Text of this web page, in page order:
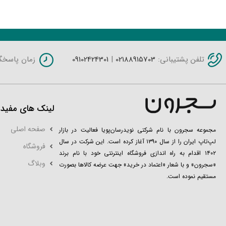
محصولات مشابه تلفن پشتیبانی: 02188915703
|
09102424301 زمان پاسخگویی:
مجموعه سجرون با نام شرکتی نویدرسان‌پویا فعالیت در بازار
لپ‌تاپ ایران را از سال ۱۳۹۰ آغاز کرده است. این شرکت در سال
۱۴۰۲ اقدام به راه اندازی فروشگاه اینترنتی خود با نام برند
«سجرون» و با شعار «اعتماد در خرید» جهت عرضه کالاها بصورت
مستقیم نموده است.
لینک های مفید
صفحه اصلی
فروشگاه
وبلاگ